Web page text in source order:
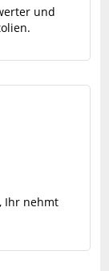
und
Ihr nehmt